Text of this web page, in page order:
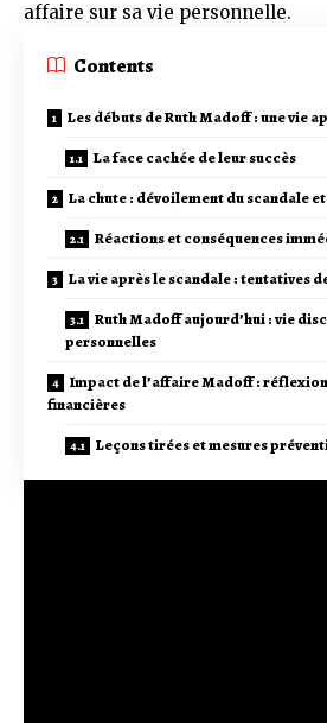
affaire sur sa vie personnelle.
Contents
Les débuts de Ruth Madoff : une vie
La face cachée de leur succès
La chute : dévoilement du scandale
Réactions et conséquences
La vie après le scandale : tentatives
Ruth Madoff aujourd’hui : vie
personnelles
Impact de l’affaire Madoff :
financières
Leçons tirées et mesures